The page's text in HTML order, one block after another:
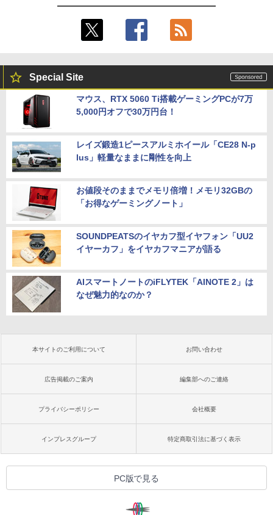
Special Site
マウス、RTX 5060 Ti搭載ゲーミングPCが7万
5,000円オフで30万円台！
レイズ鍛造1ピースアルミホイール「CE28 N-p
lus」軽量なままに剛性を向上
お値段そのままでメモリ倍増！メモリ32GBの
「お得なゲーミングノート」
SOUNDPEATSのイヤカフ型イヤフォン「UU2
イヤーカフ」をイヤカフマニアが語る
AIスマートノートのiFLYTEK「AINOTE 2」は
なぜ魅力的なのか？
本サイトのご利用について お問い合わせ
広告掲載のご案内 編集部へのご連絡
プライバシーポリシー 会社概要
インプレスグループ 特定商取引法に基づく表示
PC版で見る